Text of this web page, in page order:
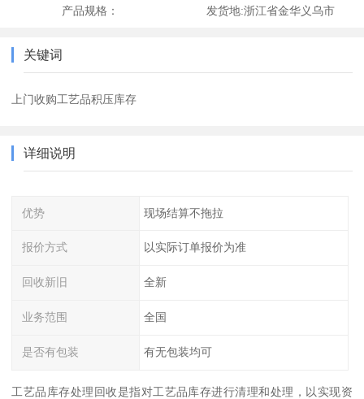
产品规格： 发货地:浙江省金华义乌市
关键词
上门收购工艺品积压库存
详细说明
优势 现场结算不拖拉
报价方式 以实际订单报价为准
回收新旧 全新
业务范围 全国
是否有包装 有无包装均可
工艺品库存处理回收是指对工艺品库存进行清理和处理，以实现资